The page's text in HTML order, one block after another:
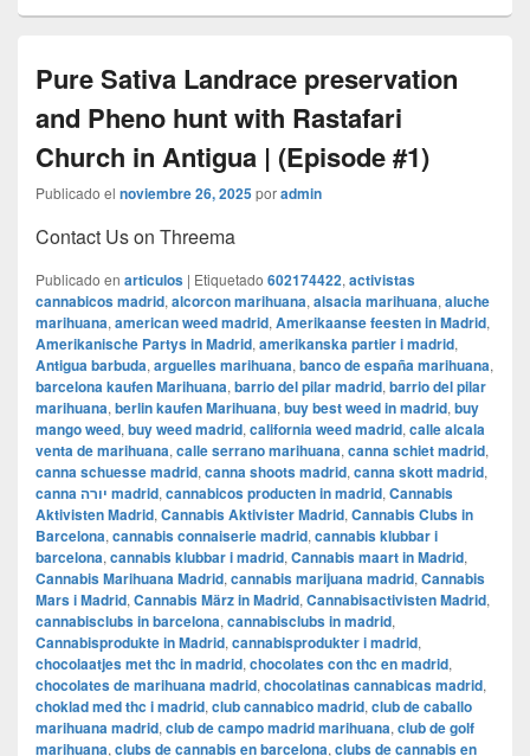
Pure Sativa Landrace preservation
and Pheno hunt with Rastafari
Church in Antigua | (Episode #1)
Publicado el noviembre 26, 2025poradmin
Contact Us on Threema
Publicado en articulos | Etiquetado 602174422, activistas
cannabicos madrid, alcorcon marihuana, alsacia marihuana, aluche
marihuana, american weed madrid, Amerikaanse feesten in Madrid,
Amerikanische Partys in Madrid, amerikanska partier i madrid,
Antigua barbuda, arguelles marihuana, banco de españa marihuana,
barcelona kaufen Marihuana, barrio del pilar madrid, barrio del pilar
marihuana, berlin kaufen Marihuana, buy best weed in madrid, buy
mango weed, buy weed madrid, california weed madrid, calle alcala
venta de marihuana, calle serrano marihuana, canna schiet madrid,
canna schuesse madrid, canna shoots madrid, canna skott madrid,
canna יורה madrid, cannabicos producten in madrid, Cannabis
Aktivisten Madrid, Cannabis Aktivister Madrid, Cannabis Clubs in
Barcelona, cannabis connaiserie madrid, cannabis klubbar i
barcelona, cannabis klubbar i madrid, Cannabis maart in Madrid,
Cannabis Marihuana Madrid, cannabis marijuana madrid, Cannabis
Mars i Madrid, Cannabis März in Madrid, Cannabisactivisten Madrid,
cannabisclubs in barcelona, cannabisclubs in madrid,
Cannabisprodukte in Madrid, cannabisprodukter i madrid,
chocolaatjes met thc in madrid, chocolates con thc en madrid,
chocolates de marihuana madrid, chocolatinas cannabicas madrid,
choklad med thc i madrid, club cannabico madrid, club de caballo
marihuana madrid, club de campo madrid marihuana, club de golf
marihuana, clubs de cannabis en barcelona, clubs de cannabis en